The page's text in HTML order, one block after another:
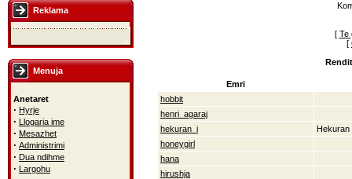
Reklama
Menuja
Anetaret
· Hyrje
· Llogaria ime
· Mesazhet
· Administrimi
· Dua ndihme
· Largohu
[ Te
[
Emri
hobbit
henri_agaraj
hekuran_i
honeygirl
hana
hirushja